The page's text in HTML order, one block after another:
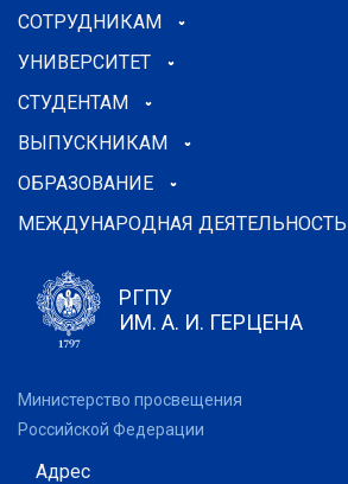
СОТРУДНИКАМ
УНИВЕРСИТЕТ
СТУДЕНТАМ
ВЫПУСКНИКАМ
ОБРАЗОВАНИЕ
МЕЖДУНАРОДНАЯ ДЕЯТЕЛЬНОСТЬ
РГПУ
ИМ. А. И. ГЕРЦЕНА
Министерство просвещения
Российской Федерации
Адрес